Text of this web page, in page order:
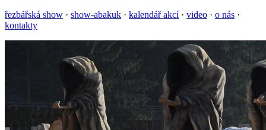
řezbářská show · show-abakuk · kalendář akcí· video · o nás ·
kontakty